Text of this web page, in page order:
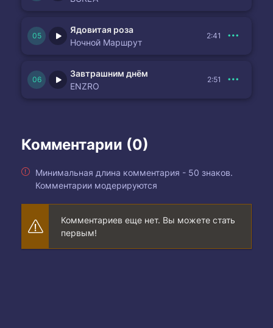
Ядовитая роза
Ночной Маршрут
2:41
Завтрашним днём
ENZRO
2:51
Комментарии (0)
Минимальная длина комментария - 50 знаков.
Комментарии модерируются
Комментариев еще нет. Вы можете стать
первым!